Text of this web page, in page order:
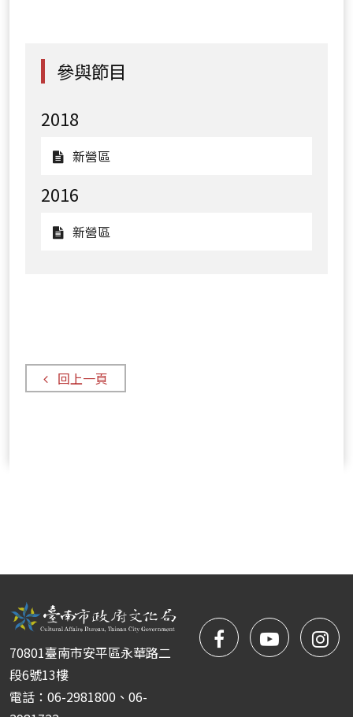
參與節目
2018
新營區
區
2016
新營區
回上一頁
70801臺南市安平區永華路二
段6號13樓
電話：06-2981800、06-
facebook